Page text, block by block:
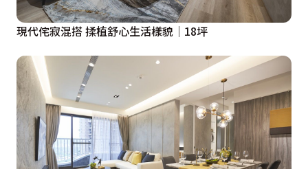
現代侘寂混搭 揉植舒心生活樣貌│18坪